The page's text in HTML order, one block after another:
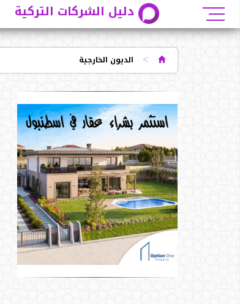
دليل الشركات التركية
> الديون الخارجية